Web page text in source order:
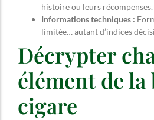
histoire ou leurs récompenses.
Informations techniques :
limitée… autant d’indices
Décrypter
élément de la
cigare